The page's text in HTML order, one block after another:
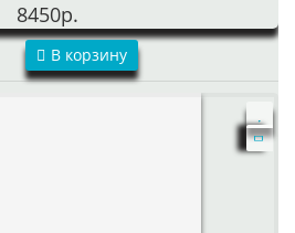
8450р.
В корзину